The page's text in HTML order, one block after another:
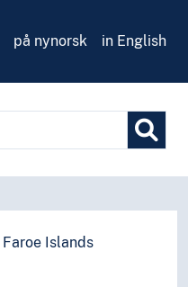
på nynorsk in English
Faroe Islands